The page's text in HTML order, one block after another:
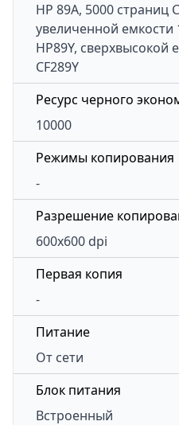
HP 89A, 5000 страниц
увеличенной емкости
HP89Y, сверхвысокой
CF289Y
Ресурс черного
10000
Режимы копирования
-
Разрешение
600x600 dpi
Первая копия
-
Питание
От сети
Блок питания
Встроенный